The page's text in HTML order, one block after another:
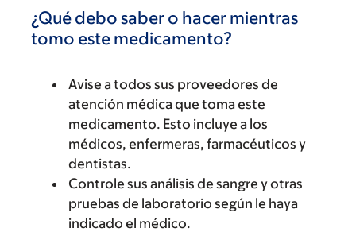
¿Qué debo saber o hacer mientras
tomo este medicamento?
Avise a todos sus proveedores de
atención médica que toma este
medicamento. Esto incluye a los
médicos, enfermeras, farmacéuticos y
dentistas.
Controle sus análisis de sangre y otras
pruebas de laboratorio según le haya
indicado el médico.